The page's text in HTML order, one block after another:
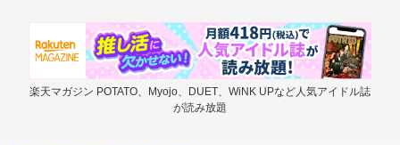
楽天マガジン POTATO、Myojo、DUET、WiNK UPなど人気アイドル誌
が読み放題